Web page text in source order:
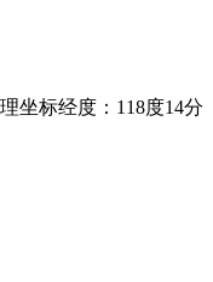
坐标经度：118度14分